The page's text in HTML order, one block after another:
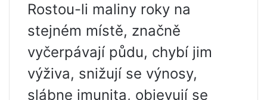
Rostou-li maliny roky na
stejném místě, značně
vyčerpávají půdu, chybí jim
výživa, snižují se výnosy,
slábne imunita, objevují se